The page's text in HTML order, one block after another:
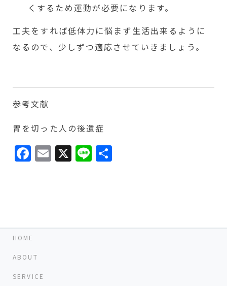
くするため運動が必要になります。
工夫をすれば低体力に悩まず生活出来るように
なるので、少しずつ適応させていきましょう。
参考文献
胃を切った人の後遺症
Facebook
Email
X Line
HOME
ABOUT
SERVICE